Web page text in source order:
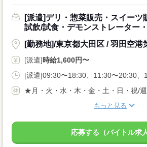
[派遣]デリ・惣菜販売・スイーツ
試飲/試食・デモンストレーター
[勤務地]/東京都大田区 / 羽田空港
[派遣]時給1,600円〜
[派遣]09:30〜18:30、11:30〜20:30、
もっと見る
応募する（バイトル求人